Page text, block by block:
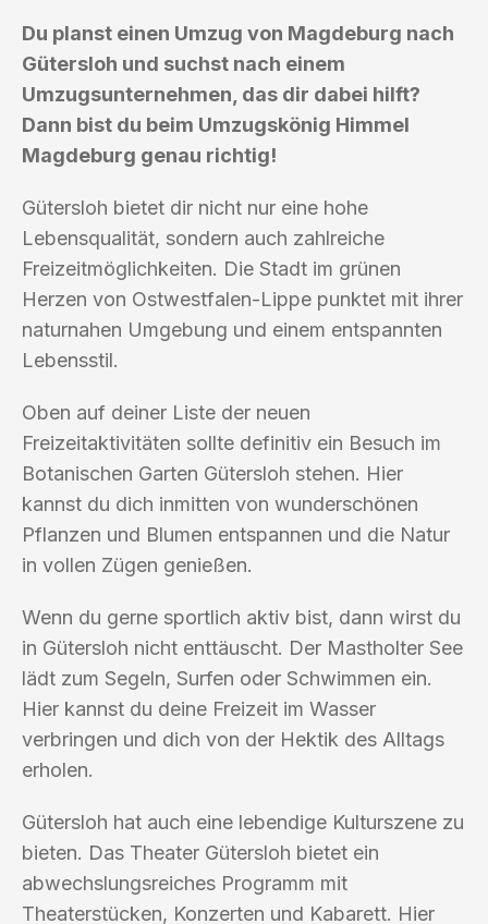
Du planst einen Umzug von Magdeburg nach
Gütersloh und suchst nach einem
Umzugsunternehmen, das dir dabei hilft?
Dann bist du beim Umzugskönig Himmel
Magdeburg genau richtig!
Gütersloh bietet dir nicht nur eine hohe
Lebensqualität, sondern auch zahlreiche
Freizeitmöglichkeiten. Die Stadt im grünen
Herzen von Ostwestfalen-Lippe punktet mit ihrer
naturnahen Umgebung und einem entspannten
Lebensstil.
Oben auf deiner Liste der neuen
Freizeitaktivitäten sollte definitiv ein Besuch im
Botanischen Garten Gütersloh stehen. Hier
kannst du dich inmitten von wunderschönen
Pflanzen und Blumen entspannen und die Natur
in vollen Zügen genießen.
Wenn du gerne sportlich aktiv bist, dann wirst du
in Gütersloh nicht enttäuscht. Der Mastholter See
lädt zum Segeln, Surfen oder Schwimmen ein.
Hier kannst du deine Freizeit im Wasser
verbringen und dich von der Hektik des Alltags
erholen.
Gütersloh hat auch eine lebendige Kulturszene zu
bieten. Das Theater Gütersloh bietet ein
abwechslungsreiches Programm mit
Theaterstücken, Konzerten und Kabarett. Hier